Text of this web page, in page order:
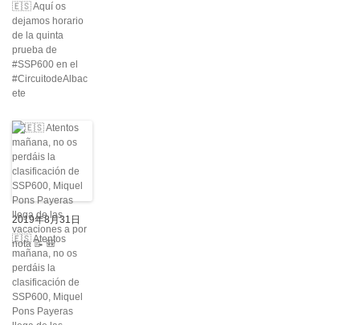
🇪🇸 Aquí os
dejamos horario
de la quinta
prueba de
#SSP600 en el
#CircuitodeAlbac
ete
2019年8月31日
🇪🇸 Atentos
mañana, no os
perdáis la
clasificación de
SSP600, Miquel
Pons Payeras